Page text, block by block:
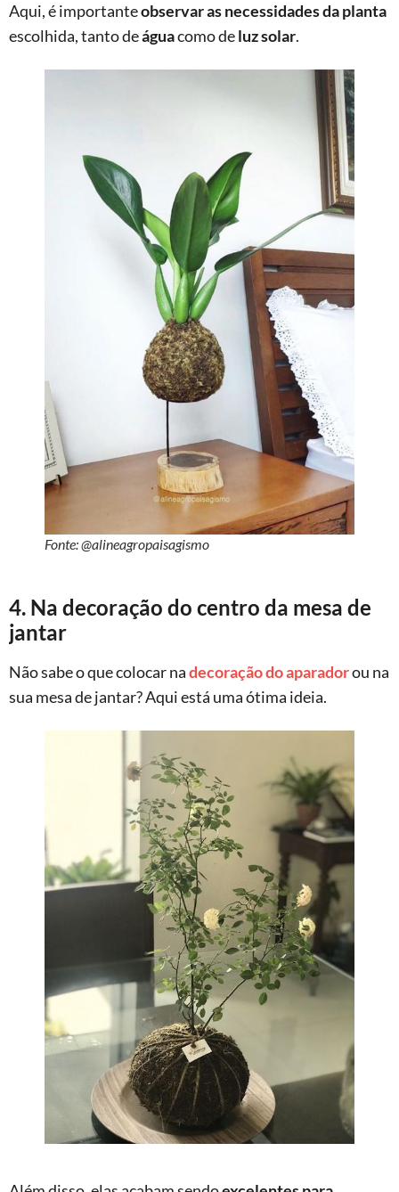
Aqui, é importanteobservar as necessidades da planta
escolhida, tanto deáguacomo deluz solar.
Fonte: @alineagropaisagismo
4. Na decoração do centro da mesa de
jantar
Não sabe o que colocar nadecoração do aparadorou na
sua mesa de jantar? Aqui está uma ótima ideia.